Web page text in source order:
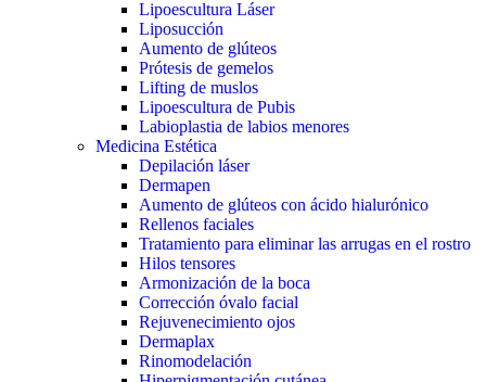
Lipoescultura Láser
Liposucción
Aumento de glúteos
Prótesis de gemelos
Lifting de muslos
Lipoescultura de Pubis
Labioplastia de labios menores
Medicina Estética
Depilación láser
Dermapen
Aumento de glúteos con ácido hialurónico
Rellenos faciales
Tratamiento para eliminar las arrugas en el rostro
Hilos tensores
Armonización de la boca
Corrección óvalo facial
Rejuvenecimiento ojos
Dermaplax
Rinomodelación